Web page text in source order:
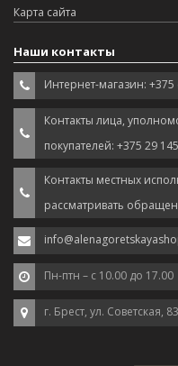
Карта сайта
Наши контакты
Интернет-магазин: +375
Контакты лица,
покупателей: +375 29
Контакты местных
рассматривать
Пн-птн – с 10.00 до 17.00
г. Брест, ул. Советская, 83